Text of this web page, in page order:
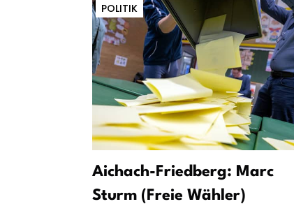
POLITIK
Aichach-Friedberg: Marc
Sturm (Freie Wähler)